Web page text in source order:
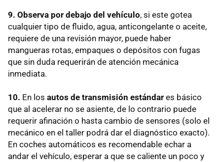
9. Observa por debajo del vehículo, si este gotea
cualquier tipo de fluido, agua, anticongelante o aceite,
requiere de una revisión mayor, puede haber
mangueras rotas, empaques o depósitos con fugas
que sin duda requerirán de atención mecánica
inmediata.
10. En los autos de transmisión estándar es básico
que al acelerar no se asiente, de lo contrario puede
requerir afinación o hasta cambio de sensores (solo el
mecánico en el taller podrá dar el diagnóstico exacto).
En coches automáticos es recomendable echar a
andar el vehículo, esperar a que se caliente un poco y